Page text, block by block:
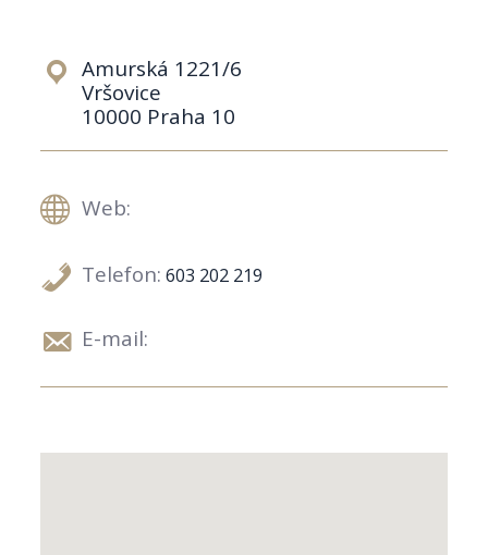
Amurská 1221/6
Vršovice
10000 Praha 10
Web:
Telefon: 603 202 219
E-mail: